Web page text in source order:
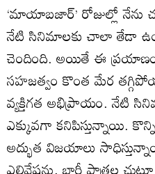
‘మాయాబజార్‌’ రోజుల్లో నేను
నేటి సినిమాలకు చాలా తేడా
చెందింది. అయితే ఈ
సహజత్వం కొంత మేర
వ్యక్తిగత అభిప్రాయం. నేటి
ఎక్కువగా కనిపిస్తున్నాయి.
అద్భుత విజయాలు